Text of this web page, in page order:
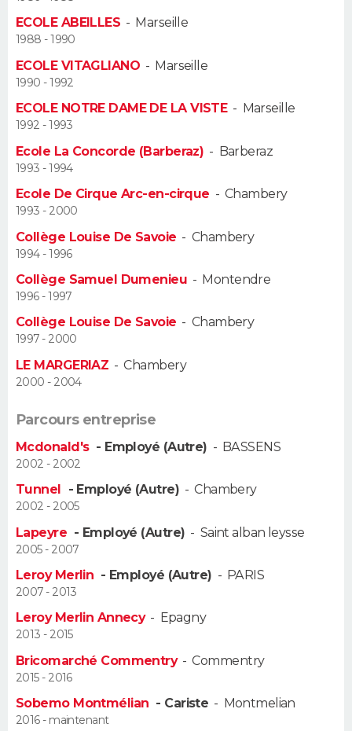
Alimentation
Guide de la santé
Maladies
Médicaments
Sommeil
VOYAGE
Destinations
City break
Voyage nature
Voyage de noces
Forum
Climat
+
PHOTO
GUIDES D'ACHAT
BONS PLANS
Carte de Noël
Carte Bonne année
Carte Saint-Valentin
Carte Pâques
Carte d'anniversaire
Dictionnaire
Biographies
Citations
Expressions
Proverbes
PROGRAMME TV
COPAINS D'AVANT
S'inscrire
Se connecter
Lycées
Collèges
Primaires
Universités
Entreprises
Service militaire
Avis de recherche
AVIS DE DÉCÈS
FORUM
ECOLE ABEILLES - Marseille
1988 - 1990
ECOLE VITAGLIANO - Marseille
1990 - 1992
ECOLE NOTRE DAME DE LA VISTE- Marseille
1992 - 1993
Ecole La Concorde (Barberaz) - Barberaz
1993 - 1994
Ecole De Cirque Arc-en-cirque - Chambery
1993 - 2000
Collège Louise De Savoie - Chambery
1994 - 1996
Collège Samuel Dumenieu - Montendre
1996 - 1997
Collège Louise De Savoie - Chambery
1997 - 2000
LE MARGERIAZ -Chambery
2000 - 2004
Parcours entreprise
Mcdonald's - Employé (Autre) - BASSENS
2002 - 2002
Tunnel - Employé (Autre) -Chambery
2002 - 2005
Lapeyre - Employé (Autre) - Saint alban leysse
2005 - 2007
Leroy Merlin - Employé (Autre) - PARIS
2007 - 2013
Leroy Merlin Annecy- Epagny
2013 - 2015
Bricomarché Commentry-Commentry
2015 - 2016
Sobemo Montmélian - Cariste - Montmelian
2016 - maintenant